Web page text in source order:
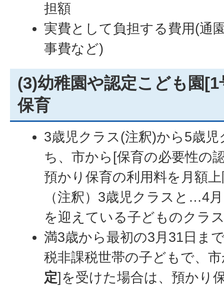
担額
実費として負担する費用(通
事費など)
(3)幼稚園や認定こども園
保育
3歳児クラス(注釈)から5歳
ち、市から[保育の必要性の
預かり保育の利用料を月額
（注釈）3歳児クラスと…4
を迎えている子どものクラ
満3歳から最初の3月31日ま
税非課税世帯の子どもで、
定]を受けた場合は、預かり